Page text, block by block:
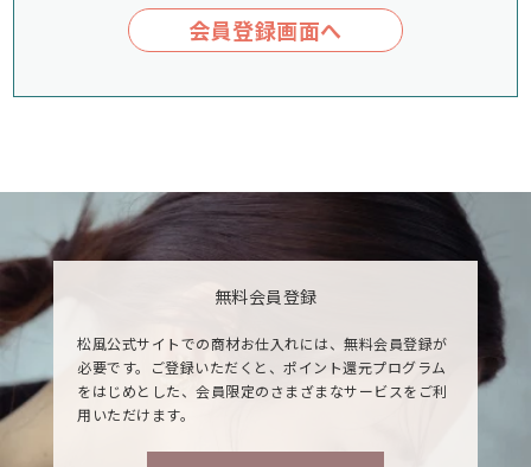
会員登録画面へ
無料会員登録
松風公式サイトでの商材お仕入れには、無料会員登録が
必要です。ご登録いただくと、ポイント還元プログラム
をはじめとした、会員限定のさまざまなサービスをご利
用いただけます。